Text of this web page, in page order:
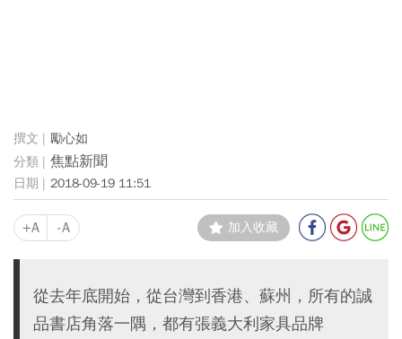
勵心如
焦點新聞
2018-09-19 11:51
+A -A 加入收藏
從去年底開始，從台灣到香港、蘇州，所有的誠
品書店角落一隅，都有張義大利家具品牌